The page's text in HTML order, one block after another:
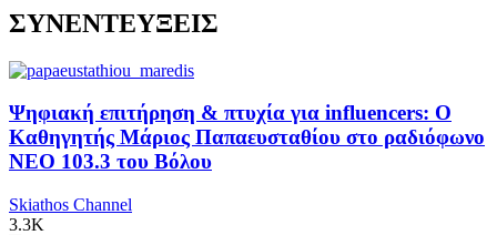
ΣΥΝΕΝΤΕΥΞΕΙΣ
Ψηφιακή επιτήρηση & πτυχία για influencers: Ο
Καθηγητής Μάριος Παπαευσταθίου στο ραδιόφωνο
NEO 103.3 του Βόλου
Skiathos Channel
3.3K